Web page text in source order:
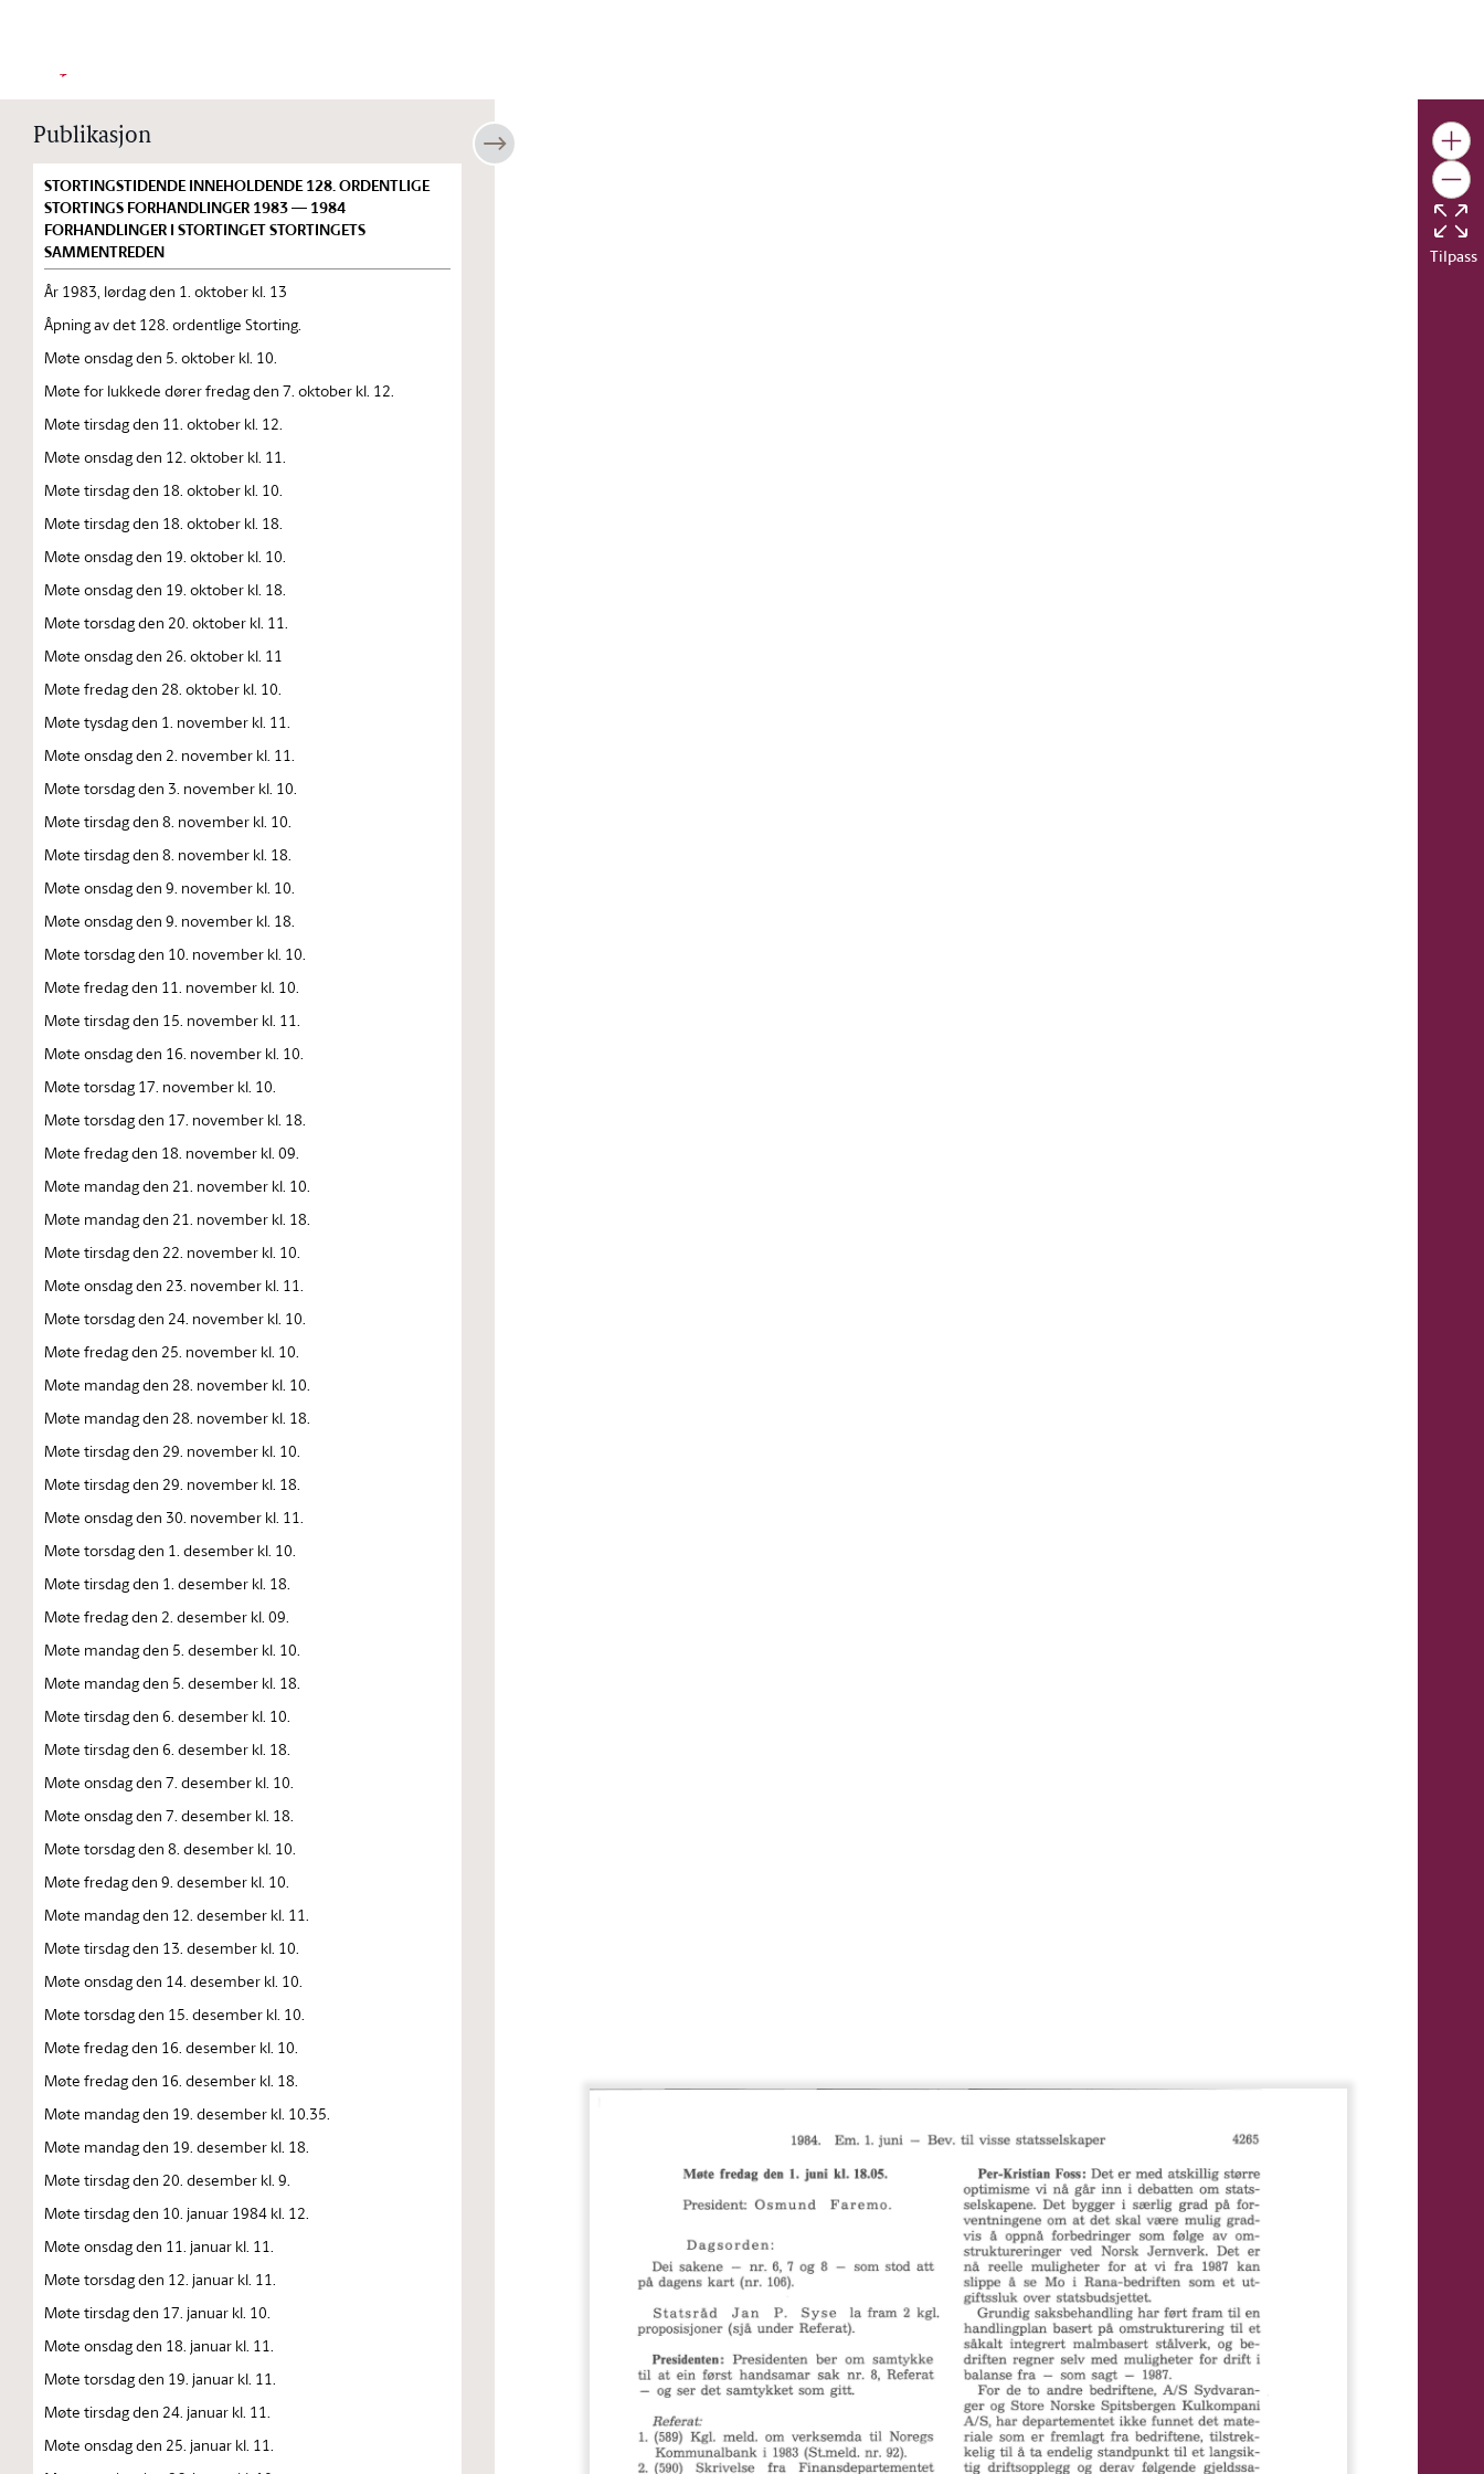
Publikasjon
STORTINGSTIDENDE INNEHOLDENDE 128. ORDENTLIGE
STORTINGS FORHANDLINGER 1983 — 1984
FORHANDLINGER I STORTINGET STORTINGETS
SAMMENTREDEN
År 1983, lørdag den 1. oktober kl. 13
Åpning av det 128. ordentlige Storting.
Møte onsdag den 5. oktober kl. 10.
Møte for lukkede dører fredag den 7. oktober kl. 12.
Møte tirsdag den 11. oktober kl. 12.
Møte onsdag den 12. oktober kl. 11.
Møte tirsdag den 18. oktober kl. 10.
Møte tirsdag den 18. oktober kl. 18.
Møte onsdag den 19. oktober kl. 10.
Møte onsdag den 19. oktober kl. 18.
Møte torsdag den 20. oktober kl. 11.
Møte onsdag den 26. oktober kl. 11
Møte fredag den 28. oktober kl. 10.
Møte tysdag den 1. november kl. 11.
Møte onsdag den 2. november kl. 11.
Møte torsdag den 3. november kl. 10.
Møte tirsdag den 8. november kl. 10.
Møte tirsdag den 8. november kl. 18.
Møte onsdag den 9. november kl. 10.
Møte onsdag den 9. november kl. 18.
Møte torsdag den 10. november kl. 10.
Møte fredag den 11. november kl. 10.
Møte tirsdag den 15. november kl. 11.
Møte onsdag den 16. november kl. 10.
Møte torsdag 17. november kl. 10.
Møte torsdag den 17. november kl. 18.
Møte fredag den 18. november kl. 09.
Møte mandag den 21. november kl. 10.
Møte mandag den 21. november kl. 18.
Møte tirsdag den 22. november kl. 10.
Møte onsdag den 23. november kl. 11.
Møte torsdag den 24. november kl. 10.
Møte fredag den 25. november kl. 10.
Møte mandag den 28. november kl. 10.
Møte mandag den 28. november kl. 18.
Møte tirsdag den 29. november kl. 10.
Møte tirsdag den 29. november kl. 18.
Møte onsdag den 30. november kl. 11.
Møte torsdag den 1. desember kl. 10.
Møte tirsdag den 1. desember kl. 18.
Møte fredag den 2. desember kl. 09.
Møte mandag den 5. desember kl. 10.
Møte mandag den 5. desember kl. 18.
Møte tirsdag den 6. desember kl. 10.
Møte tirsdag den 6. desember kl. 18.
Møte onsdag den 7. desember kl. 10.
Møte onsdag den 7. desember kl. 18.
Møte torsdag den 8. desember kl. 10.
Møte fredag den 9. desember kl. 10.
Møte mandag den 12. desember kl. 11.
Møte tirsdag den 13. desember kl. 10.
Møte onsdag den 14. desember kl. 10.
Møte torsdag den 15. desember kl. 10.
Møte fredag den 16. desember kl. 10.
Møte fredag den 16. desember kl. 18.
Møte mandag den 19. desember kl. 10.35.
Møte mandag den 19. desember kl. 18.
Møte tirsdag den 20. desember kl. 9.
Møte tirsdag den 10. januar 1984 kl. 12.
Møte onsdag den 11. januar kl. 11.
Møte torsdag den 12. januar kl. 11.
Møte tirsdag den 17. januar kl. 10.
Møte onsdag den 18. januar kl. 11.
Møte torsdag den 19. januar kl. 11.
Møte tirsdag den 24. januar kl. 11.
Møte onsdag den 25. januar kl. 11.